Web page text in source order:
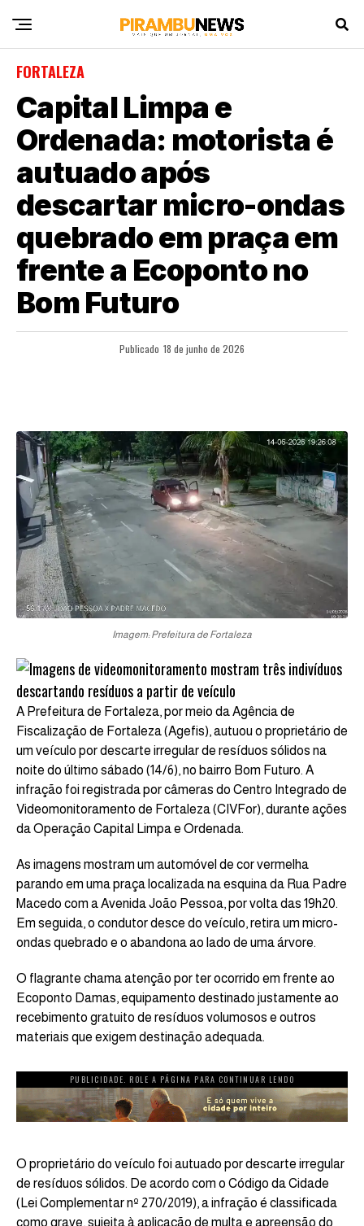
FORTALEZA
Capital Limpa e
Ordenada: motorista é
autuado após
descartar micro-ondas
quebrado em praça em
frente a Ecoponto no
Bom Futuro
Publicado 18 de junho de 2026
Imagem: Prefeitura de Fortaleza
A Prefeitura de Fortaleza, por meio da Agência de
Fiscalização de Fortaleza (Agefis), autuou o proprietário de
um veículo por descarte irregular de resíduos sólidos na
noite do último sábado (14/6), no bairro Bom Futuro. A
infração foi registrada por câmeras do Centro Integrado de
Videomonitoramento de Fortaleza (CIVFor), durante ações
da Operação Capital Limpa e Ordenada.
As imagens mostram um automóvel de cor vermelha
parando em uma praça localizada na esquina da Rua Padre
Macedo com a Avenida João Pessoa, por volta das 19h20.
Em seguida, o condutor desce do veículo, retira um micro-
ondas quebrado e o abandona ao lado de uma árvore.
O flagrante chama atenção por ter ocorrido em frente ao
Ecoponto Damas, equipamento destinado justamente ao
recebimento gratuito de resíduos volumosos e outros
materiais que exigem destinação adequada.
PUBLICIDADE. ROLE A PÁGINA PARA CONTINUAR LENDO
O proprietário do veículo foi autuado por descarte irregular
de resíduos sólidos. De acordo com o Código da Cidade
(Lei Complementar nº 270/2019), a infração é classificada
como grave, sujeita à aplicação de multa e apreensão do